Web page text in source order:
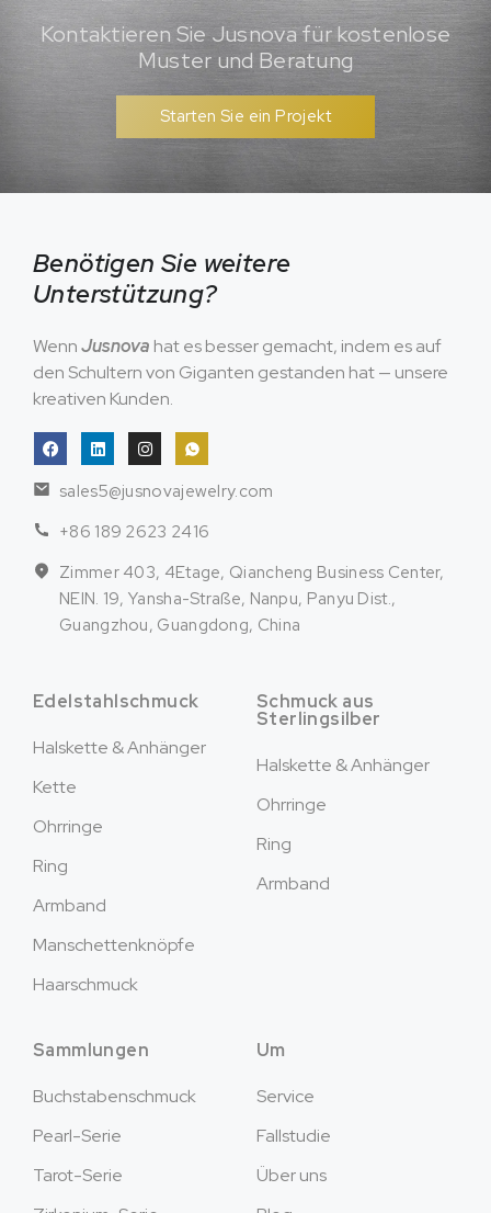
Kontaktieren Sie Jusnova für kostenlose
Muster und Beratung
Starten Sie ein Projekt
Benötigen Sie weitere
Unterstützung?
WennJusnova hat es besser gemacht, indem es auf
den Schultern von Giganten gestanden hat — unsere
kreativen Kunden.
sales5@jusnovajewelry.com
+86 189 2623 2416
Zimmer 403, 4Etage, Qiancheng Business Center,
NEIN. 19, Yansha-Straße, Nanpu, Panyu Dist.,
Guangzhou, Guangdong, China
Edelstahlschmuck
Halskette & Anhänger
Kette
Ohrringe
Ring
Armband
Manschettenknöpfe
Haarschmuck
Schmuck aus
Sterlingsilber
Halskette & Anhänger
Ohrringe
Ring
Armband
Sammlungen
Buchstabenschmuck
Pearl-Serie
Tarot-Serie
Um
Service
Fallstudie
Über uns